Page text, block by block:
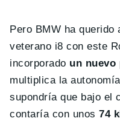
Pero BMW ha querido
veterano i8 con este
incorporado un nuevo
multiplica la
supondría que bajo el
contaría con unos 74